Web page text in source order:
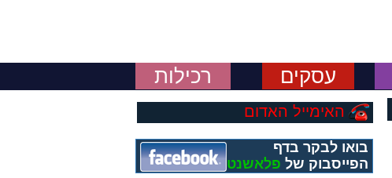
עסקים רכילות
האימייל האדום
בואו לבקר בדף
הפייסבוק של פלאשנט